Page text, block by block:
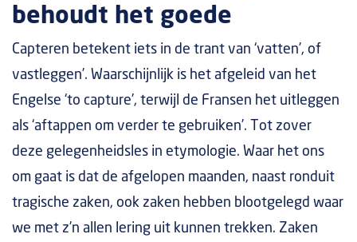
behoudt het goede
Capteren betekent iets in de trant van ‘vatten’, of
vastleggen’. Waarschijnlijk is het afgeleid van het
Engelse ‘to capture’, terwijl de Fransen het uitleggen
als ‘aftappen om verder te gebruiken’. Tot zover
deze gelegenheidsles in etymologie. Waar het ons
om gaat is dat de afgelopen maanden, naast ronduit
tragische zaken, ook zaken hebben blootgelegd waar
we met z’n allen lering uit kunnen trekken. Zaken